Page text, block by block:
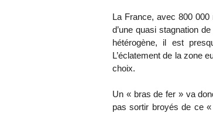
La France, avec 800 000
d’une quasi stagnation
hétérogène, il est
L’éclatement de la zone
choix.
Un « bras de fer » va
pas sortir broyés de ce